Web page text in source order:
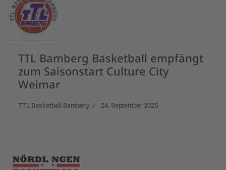
TTL Bamberg Basketball empfängt
zum Saisonstart Culture City
Weimar
TTL Basketball Bamberg 24. September 2025